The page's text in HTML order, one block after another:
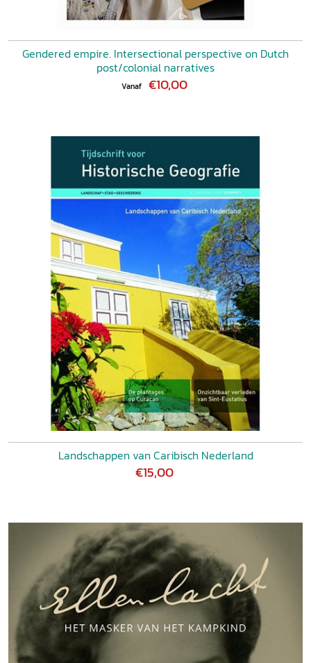
Gendered empire. Intersectional perspective on Dutch
post/colonial narratives
Vanaf €10,00
Landschappen van Caribisch Nederland
€15,00